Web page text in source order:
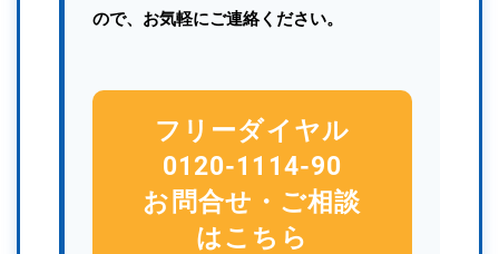
ので、お気軽にご連絡ください。
フリーダイヤル
0120-1114-90
お問合せ・ご相談
はこちら